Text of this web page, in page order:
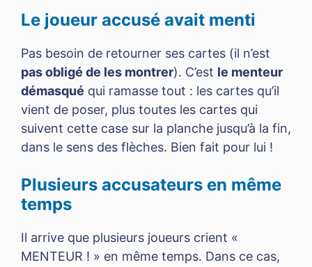
Le joueur accusé avait menti
Pas besoin de retourner ses cartes (il n’est
pas obligé de les montrer). C’est le menteur
démasqué qui ramasse tout : les cartes qu’il
vient de poser, plus toutes les cartes qui
suivent cette case sur la planche jusqu’à la fin,
dans le sens des flèches. Bien fait pour lui !
Plusieurs accusateurs en même
temps
Il arrive que plusieurs joueurs crient «
MENTEUR ! » en même temps. Dans ce cas,